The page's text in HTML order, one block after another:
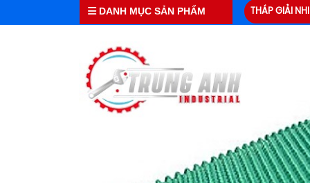
DANH MỤC SẢN PHẨM THÁP GIẢI